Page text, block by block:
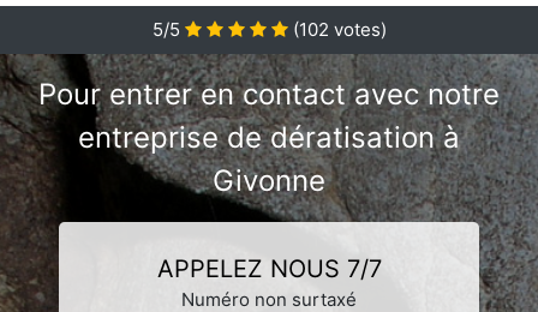
5/5
(102 votes)
Pour entrer en contact avec notre
entreprise de dératisation à
Givonne
APPELEZ NOUS 7/7
Numéro non surtaxé